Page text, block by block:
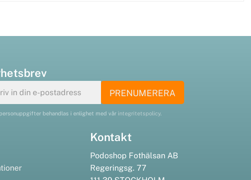
PRENUMERERA
behandlas i enlighet med vår integritetspolicy.
Kontakt
Podoshop Fothälsan AB
Regeringsg. 77